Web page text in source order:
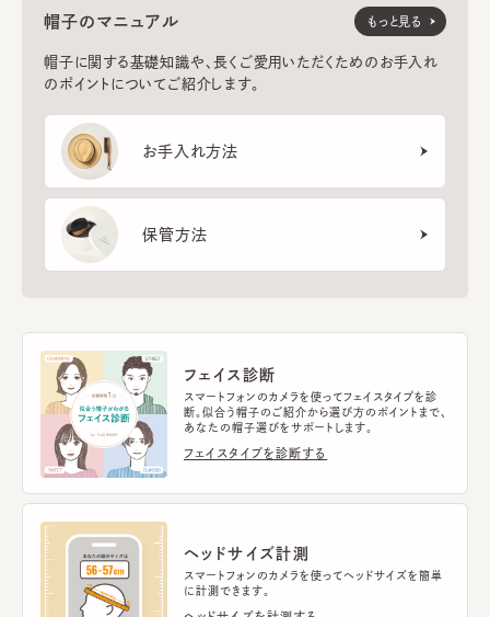
帽子のマニュアル
帽子に関する基礎知識や、長くご愛用いただくためのお手入れ
のポイントについてご紹介します。
お手入れ方法
保管方法
もっと見る
フェイス診断
スマートフォンのカメラを使ってフェイスタイプを診
断。似合う帽子のご紹介から選び方のポイントまで、
あなたの帽子選びをサポートします。
フェイスタイプを診断する
ヘッドサイズ計測
スマートフォンのカメラを使ってヘッドサイズを簡単
に計測できます。